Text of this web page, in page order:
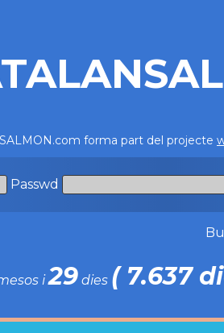
forma part del projecte
Passwd
i29dies ( 7.637